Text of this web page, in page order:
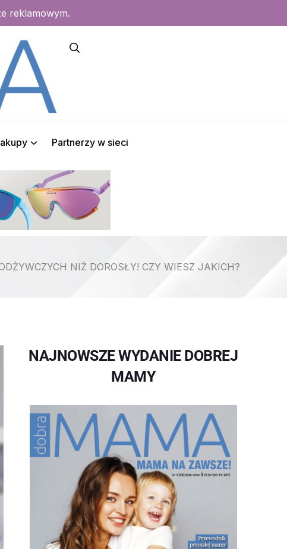
reklamowym.
Partnerzy w sieci
NIŻ DOROSŁY! CZY WIESZ JAKICH?
NAJNOWSZE WYDANIE DOBREJ
MAMY